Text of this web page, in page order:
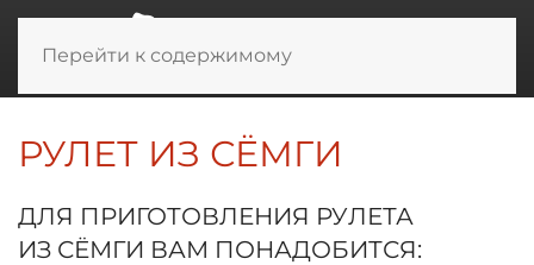
Перейти к содержимому
РУЛЕТ ИЗ СЁМГИ
ДЛЯ ПРИГОТОВЛЕНИЯ РУЛЕТА
ИЗ СЁМГИ ВАМ ПОНАДОБИТСЯ: